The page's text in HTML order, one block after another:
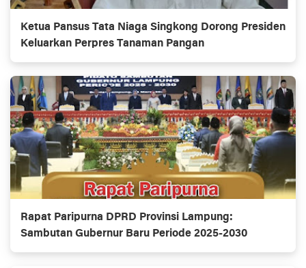
Ketua Pansus Tata Niaga Singkong Dorong Presiden
Keluarkan Perpres Tanaman Pangan
Rapat Paripurna DPRD Provinsi Lampung:
Sambutan Gubernur Baru Periode 2025-2030